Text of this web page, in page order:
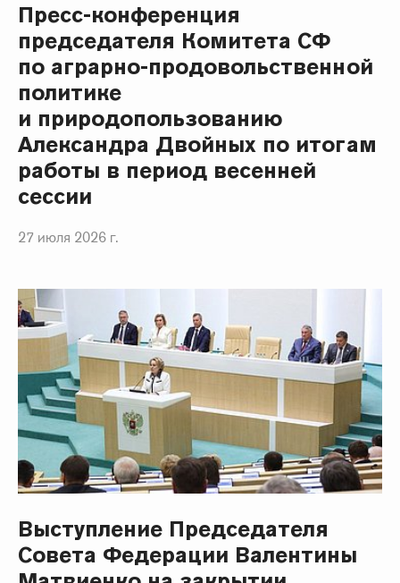
Пресс-конференция
председателя Комитета СФ
по аграрно-продовольственной
политике
и природопользованию
Александра Двойных по итогам
работы в период весенней
сессии
27 июля 2026 г.
Выступление Председателя
Совета Федерации Валентины